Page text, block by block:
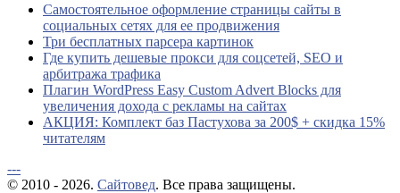
Самостоятельное оформление страницы сайты в
социальных сетях для ее продвижения
Три бесплатных парсера картинок
Где купить дешевые прокси для соцсетей, SEO и
арбитража трафика
Плагин WordPress Easy Custom Advert Blocks для
увеличения дохода с рекламы на сайтах
АКЦИЯ: Комплект баз Пастухова за 200$ + скидка 15%
читателям
---
© 2010 - 2026. Сайтовед. Все права защищены.